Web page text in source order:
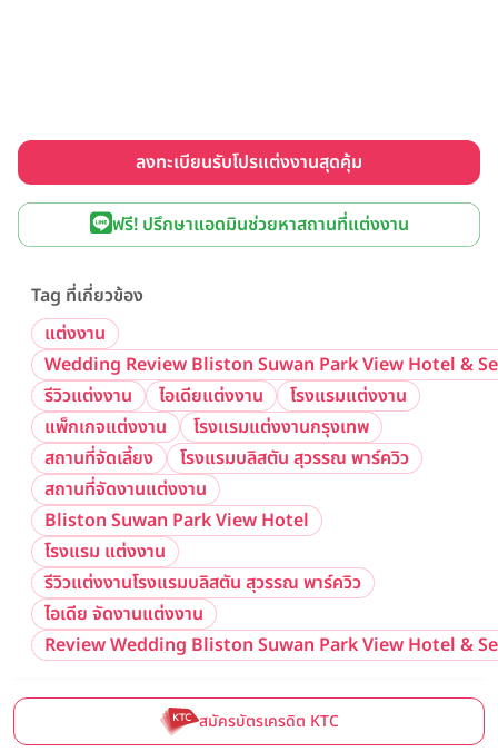
ลงทะเบียนรับโปรแต่งงานสุดคุ้ม
ฟรี! ปรึกษาแอดมินช่วยหาสถานที่แต่งงาน
Tag ที่เกี่ยวข้อง
แต่งงาน
Wedding Review Bliston Suwan Park View Hotel &
รีวิวแต่งงาน
ไอเดียแต่งงาน
โรงแรมแต่งงาน
แพ็กเกจแต่งงาน
โรงแรมแต่งงานกรุงเทพ
สถานที่จัดเลี้ยง
โรงแรมบลิสตัน สุวรรณ พาร์ควิว
สถานที่จัดงานแต่งงาน
Bliston Suwan Park View Hotel
โรงแรม แต่งงาน
รีวิวแต่งงานโรงแรมบลิสตัน สุวรรณ พาร์ควิว
ไอเดีย จัดงานแต่งงาน
Review Wedding Bliston Suwan Park View Hotel &
สมัครบัตรเครดิต KTC